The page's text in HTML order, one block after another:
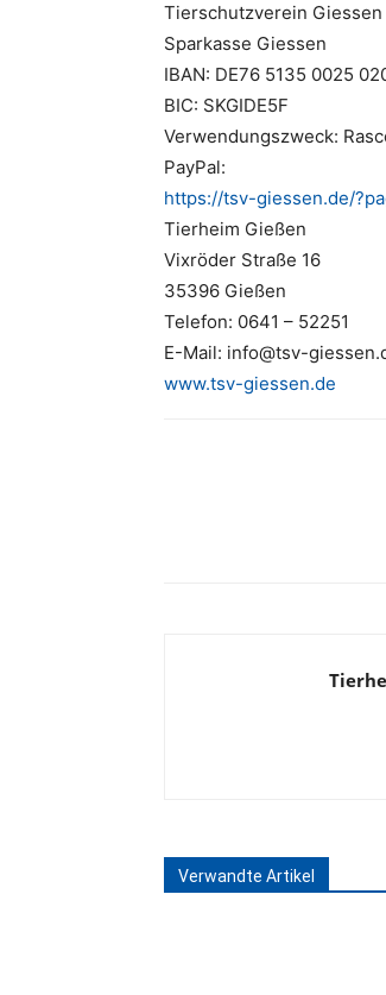
Tierschutzverein Giessen
Sparkasse Giessen
IBAN: DE76 5135 0025
BIC: SKGIDE5F
Verwendungszweck:
PayPal:
https://tsv-giessen.de/
Tierheim Gießen
Vixröder Straße 16
35396 Gießen
Telefon: 0641 – 52251
E-Mail: info@tsv-
www.tsv-giessen.de
Verwandte Artikel